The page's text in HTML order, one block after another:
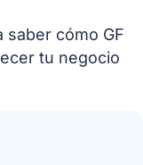
saber cómo GF
tu negocio